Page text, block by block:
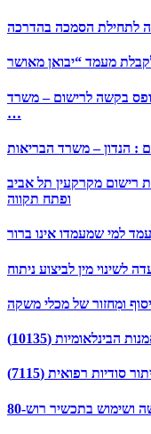
בקשה לרישום – משרד
…
: הנדון – משרד הבריאות
רישום מקרקעין תל אביב
ופתח תקווה
למי שמעמדו אינו ברור
לשינוי מין לביצוע ניתוח
ומִחזור של מכלי משקה
(10135)
סודיות רפואית (7115)
בתכשיר רוש-80